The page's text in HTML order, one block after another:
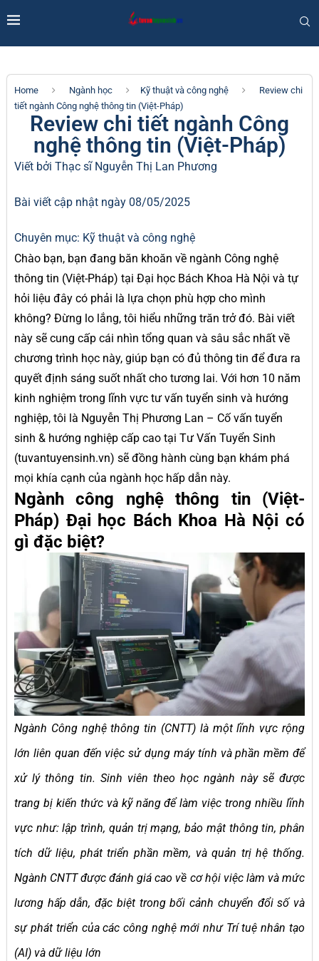
Home Ngành học Kỹ thuật và công nghệ
Review chi
tiết ngành Công nghệ thông tin (Việt-Pháp)
Review chi tiết ngành Công
nghệ thông tin (Việt-Pháp)
Viết bởi Thạc sĩNguyễn Thị Lan Phương
Bài viết cập nhật ngày 08/05/2025
Chuyên mục: Kỹ thuật và công nghệ
Chào bạn, bạn đang băn khoăn về ngành Công nghệ
thông tin (Việt-Pháp) tại Đại học Bách Khoa Hà Nội và tự
hỏi liệu đây có phải là lựa chọn phù hợp cho mình
không? Đừng lo lắng, tôi hiểu những trăn trở đó. Bài viết
này sẽ cung cấp cái nhìn tổng quan và sâu sắc nhất về
chương trình học này, giúp bạn có đủ thông tin để đưa ra
quyết định sáng suốt nhất cho tương lai. Với hơn 10 năm
kinh nghiệm trong lĩnh vực tư vấn tuyển sinh và hướng
nghiệp, tôi là Nguyễn Thị Phương Lan – Cố vấn tuyển
sinh & hướng nghiệp cấp cao tại Tư Vấn Tuyển Sinh
(tuvantuyensinh.vn) sẽ đồng hành cùng bạn khám phá
mọi khía cạnh của ngành học hấp dẫn này.
Ngành công nghệ thông tin (Việt-
Pháp) Đại học Bách Khoa Hà Nội có
gì đặc biệt?
Ngành Công nghệ thông tin (CNTT) là một lĩnh vực rộng
lớn liên quan đến việc sử dụng máy tính và phần mềm để
xử lý thông tin. Sinh viên theo học ngành này sẽ được
trang bị kiến thức và kỹ năng để làm việc trong nhiều lĩnh
vực như: lập trình, quản trị mạng, bảo mật thông tin, phân
tích dữ liệu, phát triển phần mềm, và quản trị hệ thống.
Ngành CNTT được đánh giá cao về cơ hội việc làm và mức
lương hấp dẫn, đặc biệt trong bối cảnh chuyển đổi số và
sự phát triển của các công nghệ mới như Trí tuệ nhân tạo
(AI) và dữ liệu lớn